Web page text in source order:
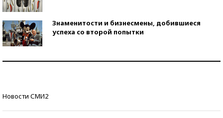
Знаменитости и бизнесмены, добившиеся
успеха со второй попытки
Новости СМИ2